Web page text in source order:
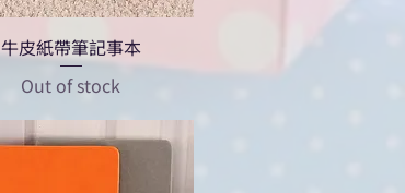
牛皮紙帶筆記事本
Out of stock